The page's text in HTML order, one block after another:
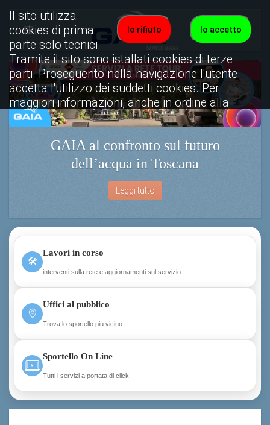
GAIA al confronto sul futuro
dell’acqua in Toscana
Leggi tutto
🛠
Lavori in corso
interventi sulla rete e aggiornamenti sul servizio
Uffici al pubblico
Trova lo sportello più vicino
Sportello On Line
Tutti i servizi a portata di click
Io accetto
Io rifiuto
Il sito utilizza
cookies di prima
parte solo tecnici.
Tramite il sito sono istallati cookies di terze
parti. Proseguento nella navigazione l'utente
accetta l'utilizzo dei suddetti cookies. Per
maggiori informazioni, anche in ordine alla
disattivazione, è possibile consultare
l'informativa cookies completa.
Visualizza informativa completa.